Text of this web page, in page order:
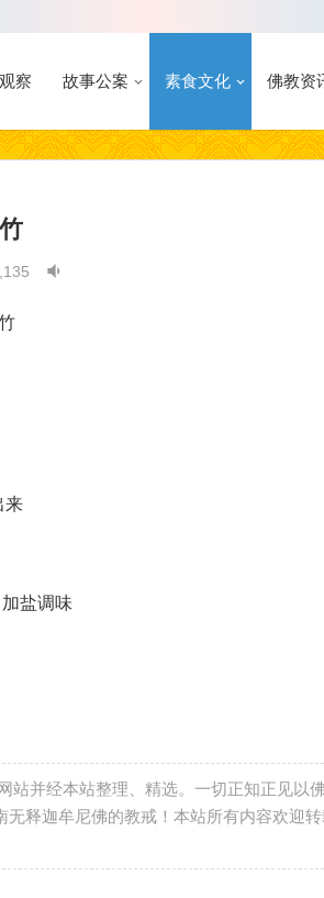
察 故事公案 素食文化 佛教资
来
盐调味
站并经本站整理、精选。一切正知正见以
释迦牟尼佛的教戒！本站所有内容欢迎